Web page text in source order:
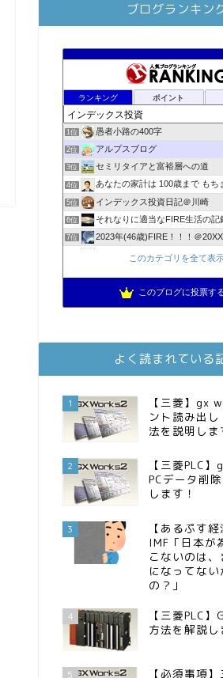
ブログランキン
ランキング ポイント
1位 愚者小路の400字
2位 アルプスブログ
3位 セミリタイアと富裕層への道
4位 あなたの家計は 100歳まで もち
5位 インデックス投資日記＠川崎
6位 それなりに適当なFIRE生活の記
7位 2023年(46歳)FIRE！！！＠20XX
降りてからの人生
スパコンSEが効率的投資で一家セミ
3階建ての資産形成
11位 お金に困らない生活（インデック
13位 庶民的家族がインデックス投資でセミリ
MBAのインデックス投資日記
15位 インデックス投資でも富裕層
このカテゴリを全て表
このブログに投票す
よく読まれている
1
【三菱】gx
ント読み出
法を説明しま
2
【三菱PLC
PCデータ削
します！
3
【あるぷす経
IMF「日本が
こないのは
になってな
の？」
4
【三菱PLC】
方法を解説し
5
【必須事項